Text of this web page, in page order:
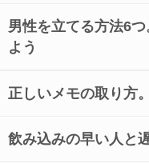
男性を立てる方法6
よう
正しいメモの取り方
飲み込みの早い人と